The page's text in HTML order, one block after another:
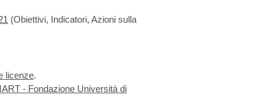
(Obiettivi, Indicatori, Azioni sulla
licenze.
- Fondazione Università di